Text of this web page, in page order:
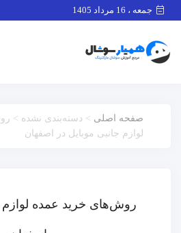
جمعه ، 16 مرداد 1405
صفحه اصلی > دسته‌بندی نشده >
لوازم جانبی موبایل در اصفهان
روش‌های خرید عمده لوازم